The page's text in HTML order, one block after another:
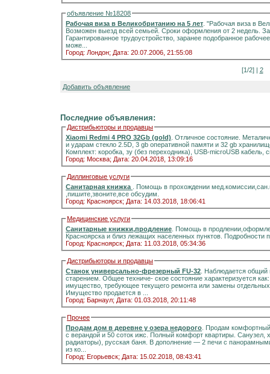
объявление №18208
Рабочая виза в Великобританию на 5 лет . "Рабочая виза в
Возможен выезд всей семьей. Сроки оформления от 2 недель.
Гарантированное трудоустройство, заранее подобранное
може...
Город: Лондон; Дата: 20.07.2006, 21:55:08
[1/2] | 2
Добавить объявление
Последние объявления:
Дистрибьюторы и продавцы
Xiaomi Redmi 4 PRO 32Gb (gold) . Отличное состояние.
и ударам стекло 2.5D, 3 gb оперативной памяти и 32 gb
Комплект: коробка, зу (без переходника), USB-microUSB
Город: Москва; Дата: 20.04.2018, 13:09:16
Диллинговые услуги
Санитарная книжка
. Помощь в прохождении
,пишите,звоните,все обсудим.
Город: Красноярск; Дата: 14.03.2018, 18:06:41
Медицинские услуги
Санитарные книжки,продление . Помощь в
Красноярска и близ лежащих населенных пунктов.
Город: Красноярск; Дата: 11.03.2018, 05:34:36
Дистрибьюторы и продавцы
Станок универсально-фрезерный FU-32 . Наблюдается
старением. Общее техниче- ское состояние характеризуется
имущество, требующее текущего ремонта или замены
Имущество продается в ...
Город: Барнаул; Дата: 01.03.2018, 20:11:48
Прочее
Продам дом в деревне у озера недорого . Продам комфортный
с верандой и 50 соток ижс. Полный комфорт квартиры. Санузел, холодная и горячая вода,
радиаторы), русская баня. В дополнение — 2 печи с панорамными стёклами.Информация на портале домиклайт.Вода
из ко...
Город: Егорьевск; Дата: 15.02.2018, 08:43:41